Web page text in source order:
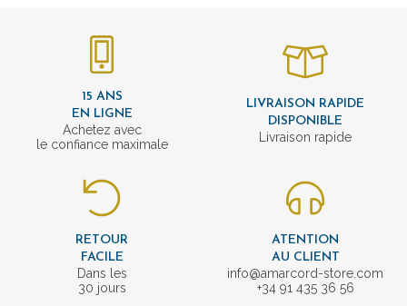
15 ANS
EN LIGNE
Achetez avec
le confiance maximale
LIVRAISON RAPIDE
DISPONIBLE
Livraison rapide
RETOUR
FACILE
Dans les
30 jours
ATENTION
AU CLIENT
info@amarcord-store.com
+34 91 435 36 56